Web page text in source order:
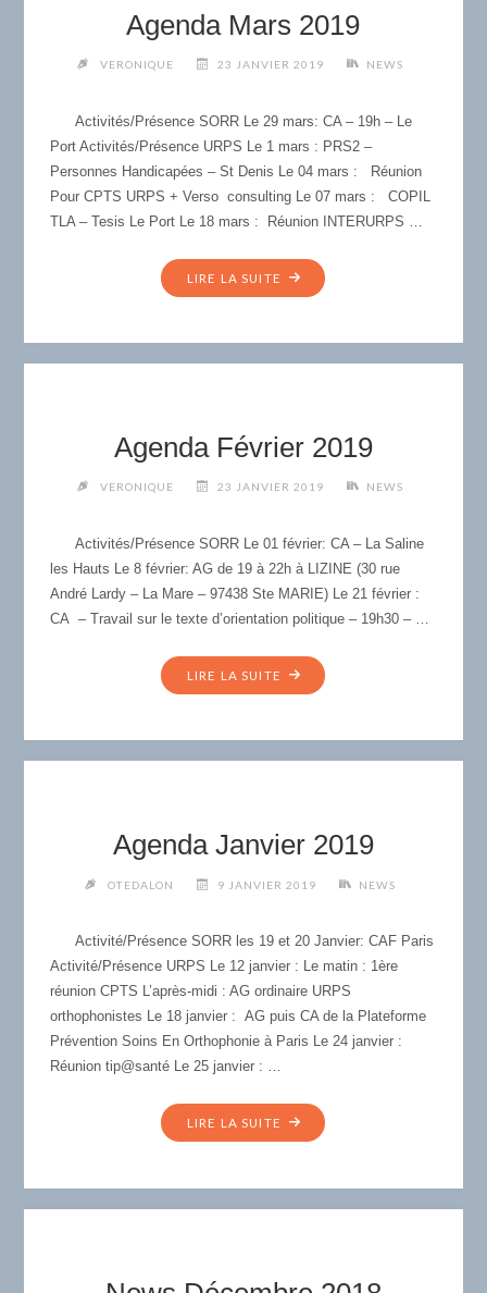
Agenda Mars 2019
VERONIQUE 23 JANVIER 2019 NEWS
Activités/Présence SORR Le 29 mars: CA – 19h – Le
Port Activités/Présence URPS Le 1 mars : PRS2 –
Personnes Handicapées – St Denis Le 04 mars : Réunion
Pour CPTS URPS + Verso consulting Le 07 mars : COPIL
TLA – Tesis Le Port Le 18 mars : Réunion INTERURPS …
LIRE LA SUITE "AGENDA
MARS
Agenda Février 2019
VERONIQUE 23 JANVIER 2019 NEWS
Activités/Présence SORR Le 01 février: CA – La Saline
les Hauts Le 8 février: AG de 19 à 22h à LIZINE (30 rue
André Lardy – La Mare – 97438 Ste MARIE) Le 21 février :
CA – Travail sur le texte d’orientation politique – 19h30 – …
LIRE LA SUITE "AGENDA
FÉVRIER
Agenda Janvier 2019
OTEDALON 9 JANVIER 2019 NEWS
Activité/Présence SORR les 19 et 20 Janvier: CAF Paris
Activité/Présence URPS Le 12 janvier : Le matin : 1ère
réunion CPTS L’après-midi : AG ordinaire URPS
orthophonistes Le 18 janvier : AG puis CA de la Plateforme
Prévention Soins En Orthophonie à Paris Le 24 janvier :
Réunion tip@santé Le 25 janvier : …
LIRE LA SUITE "AGENDA